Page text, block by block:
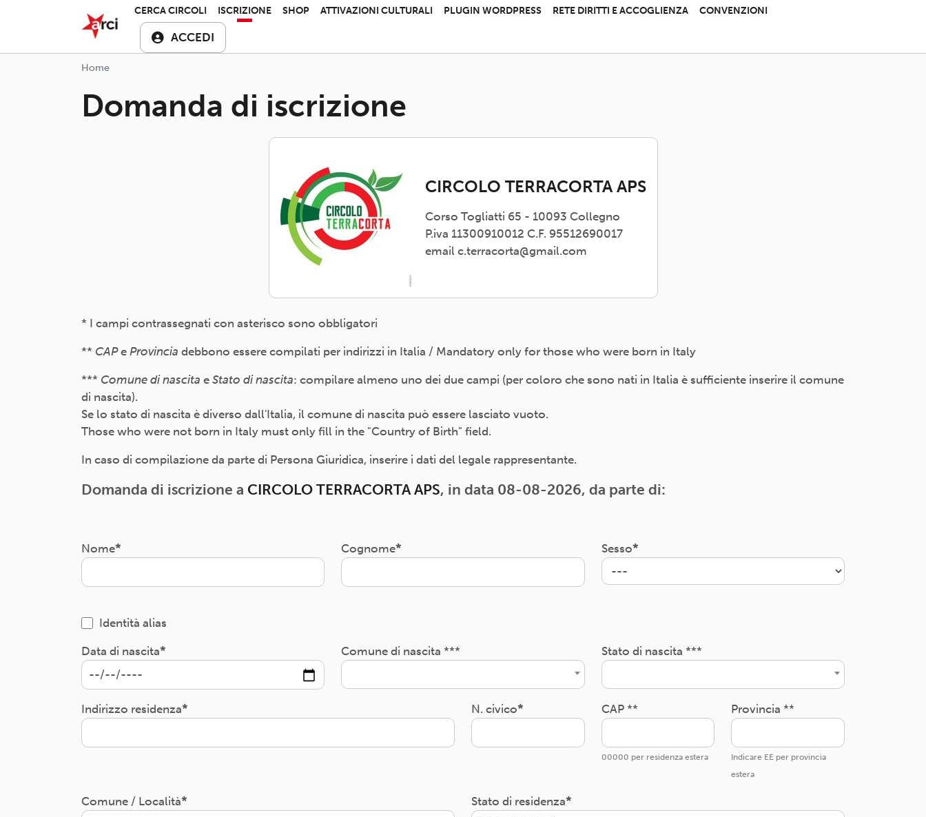
Salta al contenuto principale
ARCI APSCERCA CIRCOLI ISCRIZIONE SHOP ATTIVAZIONI CULTURALI PLUGIN WORDPRESS RETE DIRITTI E ACCOGLIENZA CONVENZIONI
ACCEDI
Home
Domanda di iscrizione
CIRCOLO TERRACORTA APS
Corso Togliatti 65 - 10093 Collegno
P.iva 11300910012 C.F. 95512690017
email c.terracorta@gmail.com
* I campi contrassegnati con asterisco sono obbligatori
** CAPe Provincia debbono essere compilati per indirizzi in Italia / Mandatory only for those who were born in Italy
*** Comune di nascita e Stato di nascita: compilare almeno uno dei due campi (per coloro che sono nati in Italia è sufficiente inserire il comune
di nascita).
Se lo stato di nascita è diverso dall'Italia, il comune di nascita può essere lasciato vuoto.
Those who were not born in Italy must only fill in the "Country of Birth" field.
In caso di compilazione da parte di Persona Giuridica, inserire i dati del legale rappresentante.
Domanda di iscrizione a CIRCOLO TERRACORTA APS, in data 08-08-2026, da parte di:
Nome Cognome Sesso
Identità alias
Data di nascita Comune di nascita *** Stato di nascita ***
Indirizzo residenza N. civico CAP **
00000 per residenza estera
Provincia **
Indicare EE per provincia
estera
Comune / Località
Stato di residenza